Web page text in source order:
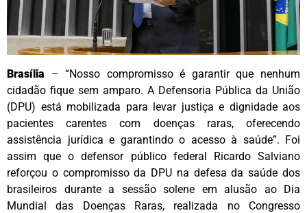
Brasília – “Nosso compromisso é garantir que nenhum
cidadão fique sem amparo. A Defensoria Pública da União
(DPU) está mobilizada para levar justiça e dignidade aos
pacientes carentes com doenças raras, oferecendo
assistência jurídica e garantindo o acesso à saúde”. Foi
assim que o defensor público federal Ricardo Salviano
reforçou o compromisso da DPU na defesa da saúde dos
brasileiros durante a sessão solene em alusão ao Dia
Mundial das Doenças Raras, realizada no Congresso